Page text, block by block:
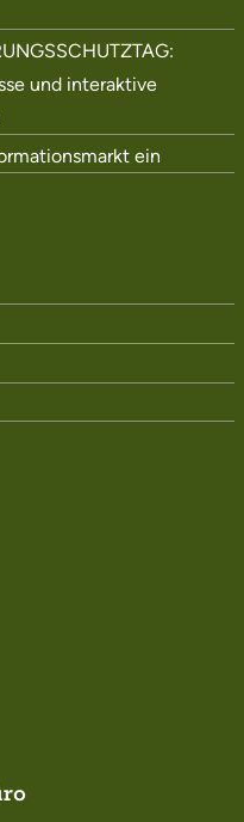
und interaktive
ein